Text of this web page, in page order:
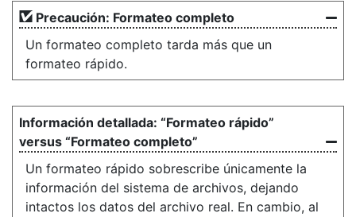
Precaución: Formateo completo
Un formateo completo tarda más que un
formateo rápido.
“Formateo rápido”
versus “Formateo completo”
Un formateo rápido sobrescribe únicamente la
información del sistema de archivos, dejando
intactos los datos del archivo real. En cambio, al